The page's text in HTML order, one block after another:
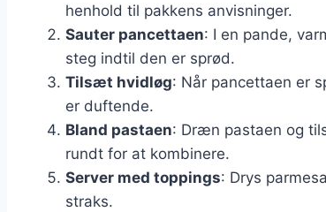
henhold til pakkens anvisninger.
Sauter pancettaen: I en pande,
steg indtil den er sprød.
Tilsæt hvidløg: Når pancettaen er
er duftende.
Bland pastaen: Dræn pastaen og
rundt for at kombinere.
Server med toppings: Drys
straks.